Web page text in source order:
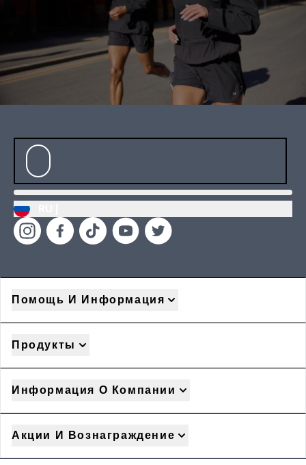
Помощь И Информация
Продукты
Информация О Компании
Акции И Вознаграждение